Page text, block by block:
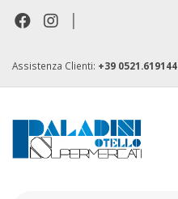
|
Assistenza Clienti: +39 0521.619144